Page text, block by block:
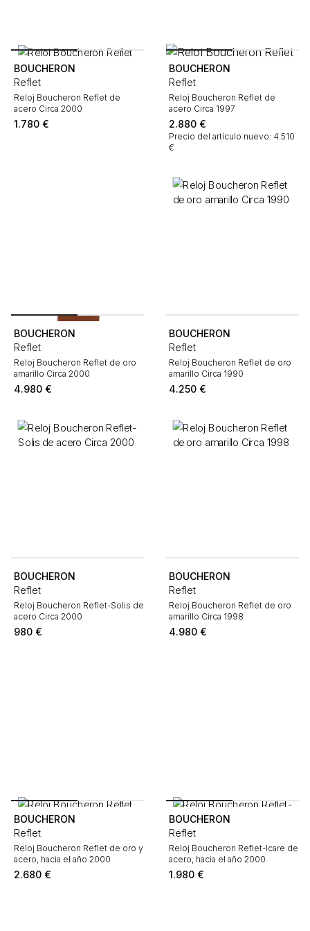
BOUCHERON
Reflet
Reloj Boucheron Reflet de
acero Circa 2000
1.780 €
BOUCHERON
Reflet
Reloj Boucheron Reflet de
acero Circa 1997
2.880 €
Precio del artículo nuevo: 4.510
€
BOUCHERON
Reflet
Reloj Boucheron Reflet de oro
amarillo Circa 2000
4.980 €
BOUCHERON
Reflet
Reloj Boucheron Reflet de oro
amarillo Circa 1990
4.250 €
BOUCHERON
Reflet
Reloj Boucheron Reflet-Solis de
acero Circa 2000
980 €
BOUCHERON
Reflet
Reloj Boucheron Reflet de oro
amarillo Circa 1998
4.980 €
BOUCHERON
Reflet
Reloj Boucheron Reflet de oro y
acero, hacia el año 2000
2.680 €
BOUCHERON
Reflet
Reloj Boucheron Reflet-Icare de
acero, hacia el año 2000
1.980 €